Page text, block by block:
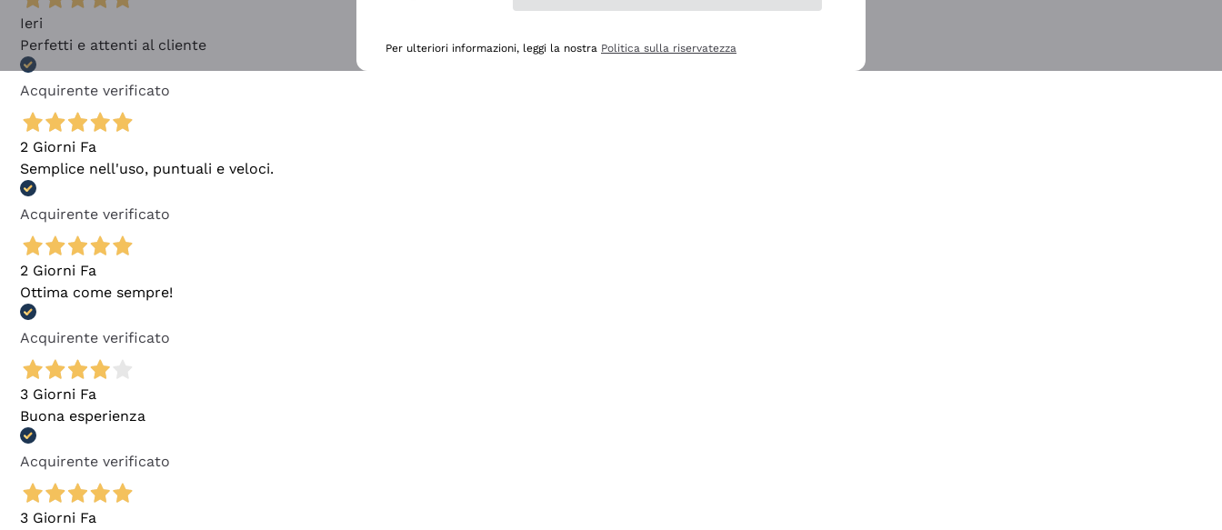
Ieri
Perfetti e attenti al cliente
Acquirente verificato
2 Giorni Fa
Semplice nell'uso, puntuali e veloci.
Acquirente verificato
2 Giorni Fa
Ottima come sempre!
Acquirente verificato
3 Giorni Fa
Buona esperienza
Acquirente verificato
3 Giorni Fa
Per ulteriori informazioni, leggi la nostra Politica sulla riservatezza